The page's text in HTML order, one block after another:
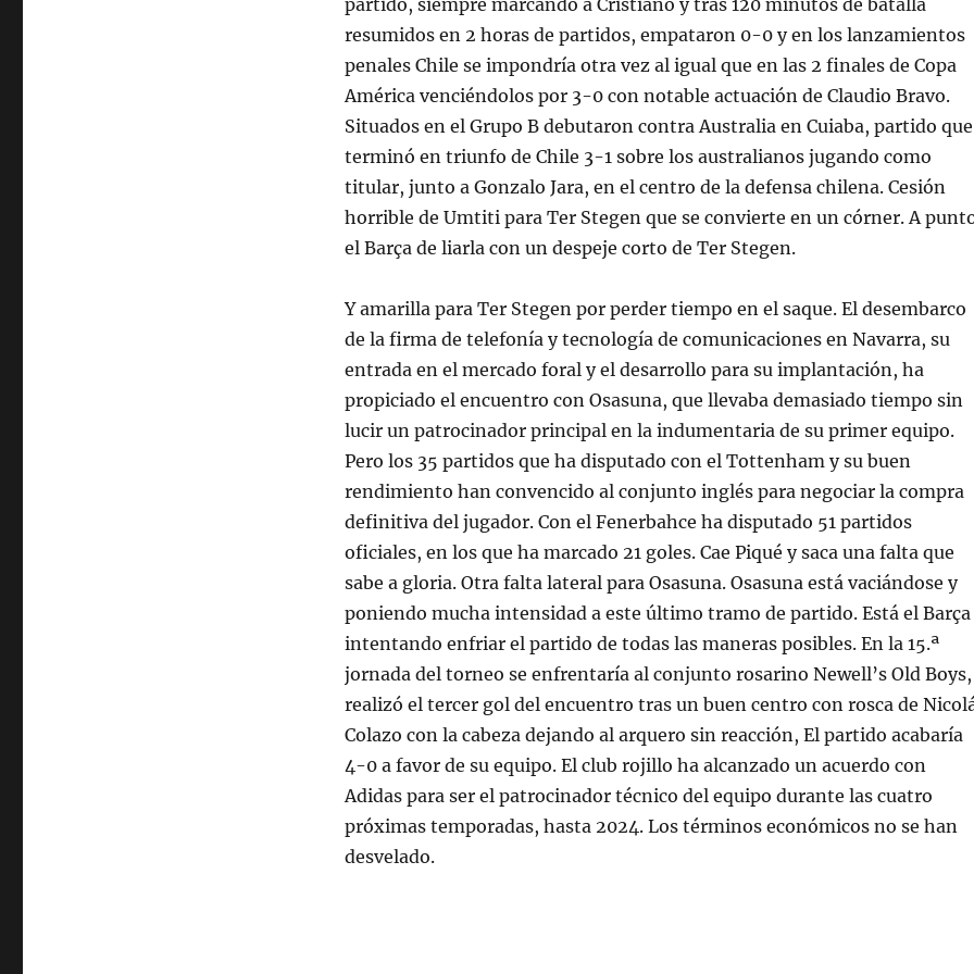
partido, siempre marcando a Cristiano y tras 120 minutos de batalla
resumidos en 2 horas de partidos, empataron 0-0 y en los lanzamientos
penales Chile se impondría otra vez al igual que en las 2 finales de Copa
América venciéndolos por 3-0 con notable actuación de Claudio Bravo.
Situados en el Grupo B debutaron contra Australia en Cuiaba, partido que
terminó en triunfo de Chile 3-1 sobre los australianos jugando como
titular, junto a Gonzalo Jara, en el centro de la defensa chilena. Cesión
horrible de Umtiti para Ter Stegen que se convierte en un córner. A
el Barça de liarla con un despeje corto de Ter Stegen.
Y amarilla para Ter Stegen por perder tiempo en el saque. El desembarco
de la firma de telefonía y tecnología de comunicaciones en Navarra, su
entrada en el mercado foral y el desarrollo para su implantación, ha
propiciado el encuentro con Osasuna, que llevaba demasiado tiempo sin
lucir un patrocinador principal en la indumentaria de su primer equipo.
Pero los 35 partidos que ha disputado con el Tottenham y su buen
rendimiento han convencido al conjunto inglés para negociar la compra
definitiva del jugador. Con el Fenerbahce ha disputado 51 partidos
oficiales, en los que ha marcado 21 goles. Cae Piqué y saca una falta que
sabe a gloria. Otra falta lateral para Osasuna. Osasuna está vaciándose y
poniendo mucha intensidad a este último tramo de partido. Está el Barça
intentando enfriar el partido de todas las maneras posibles. En la 15.ª
jornada del torneo se enfrentaría al conjunto rosarino Newell’s Old Boys,
realizó el tercer gol del encuentro tras un buen centro con rosca de
Colazo con la cabeza dejando al arquero sin reacción, El partido acabaría
4-0 a favor de su equipo. El club rojillo ha alcanzado un acuerdo con
Adidas para ser el patrocinador técnico del equipo durante las cuatro
próximas temporadas, hasta 2024. Los términos económicos no se han
desvelado.